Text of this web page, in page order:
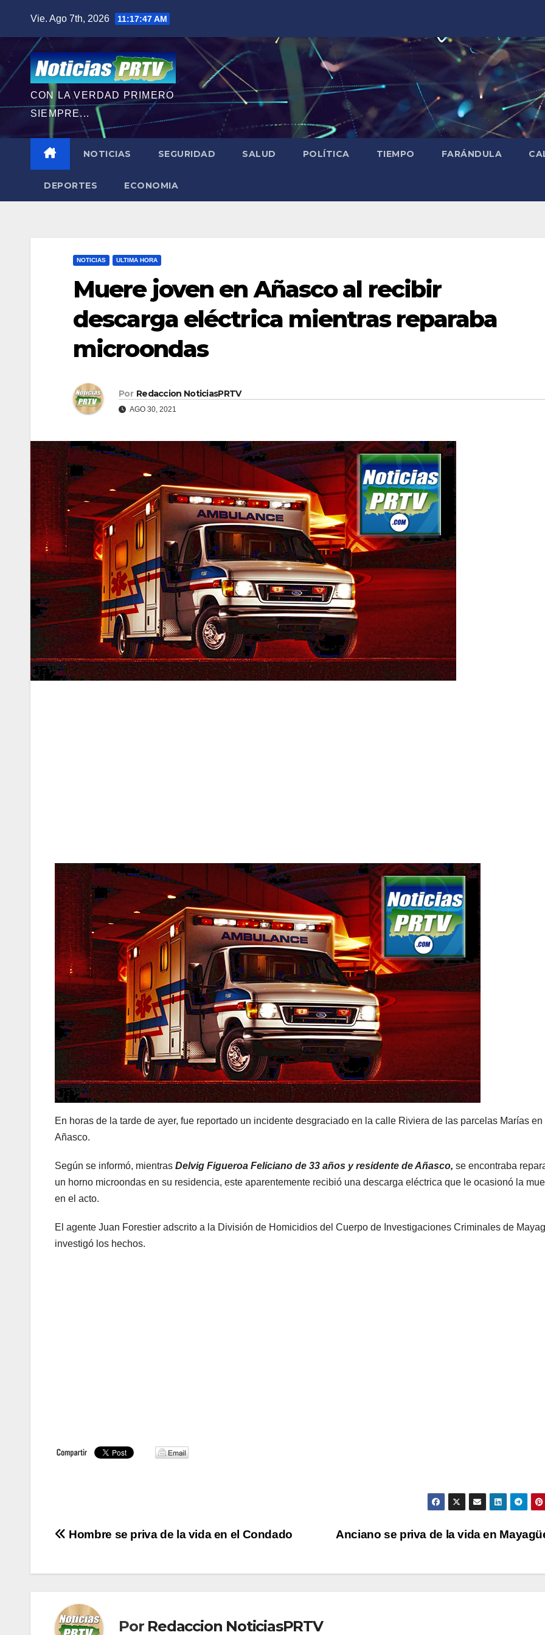
contenido
Vie. Ago 7th, 2026 11:17:48 AM
CON LA VERDAD PRIMERO
SIEMPRE...
NOTICIAS SEGURIDAD SALUD POLÍTICA TIEMPO FARÁNDULA
DEPORTES ECONOMIA
NOTICIAS ULTIMA HORA
Muere joven en Añasco al recibir
descarga eléctrica mientras reparaba
microondas
Por Redaccion NoticiasPRTV
AGO 30, 2021
En horas de la tarde de ayer, fue reportado un incidente desgraciado en la calle Riviera de las parcelas Marías en
Añasco.
Según se informó, mientras Delvig Figueroa Feliciano de 33 años y residente de Añasco, se encontraba
un horno microondas en su residencia, este aparentemente recibió una descarga eléctrica que le ocasionó la
en el acto.
El agente Juan Forestier adscrito a la División de Homicidios del Cuerpo de Investigaciones Criminales de
investigó los hechos.
Navegación
Anciano se priva de la vida en
Hombre se priva de la vida en el Condado
Por Redaccion NoticiasPRTV